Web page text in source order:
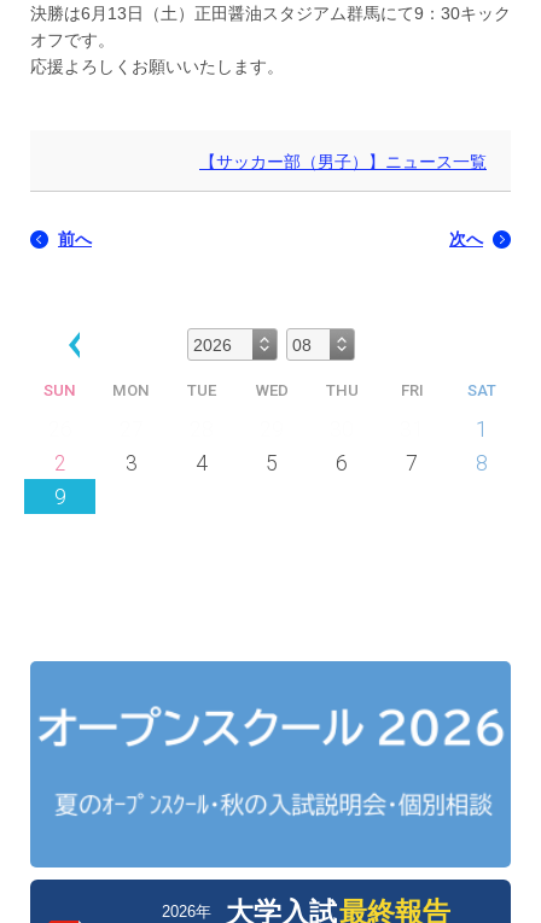
決勝は6月13日（土）正田醤油スタジアム群馬にて9：30キック
オフです。
応援よろしくお願いいたします。
【サッカー部（男子）】ニュース一覧
前へ 次へ
SUN MON TUE WED THU FRI SAT
1
2
3 4 5 6 7
8
9
2026年 大学入試最終報告